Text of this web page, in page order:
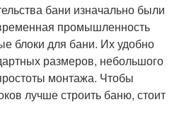
бани изначально были
промышленность
блоки для бани. Их удобно
размеров, небольшого
монтажа. Чтобы
лучше строить баню, стоит